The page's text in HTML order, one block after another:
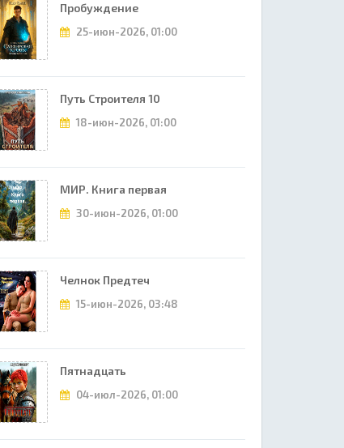
Пробуждение
25-июн-2026, 01:00
Путь Строителя 10
18-июн-2026, 01:00
МИР. Книга первая
30-июн-2026, 01:00
Челнок Предтеч
15-июн-2026, 03:48
Пятнадцать
04-июл-2026, 01:00